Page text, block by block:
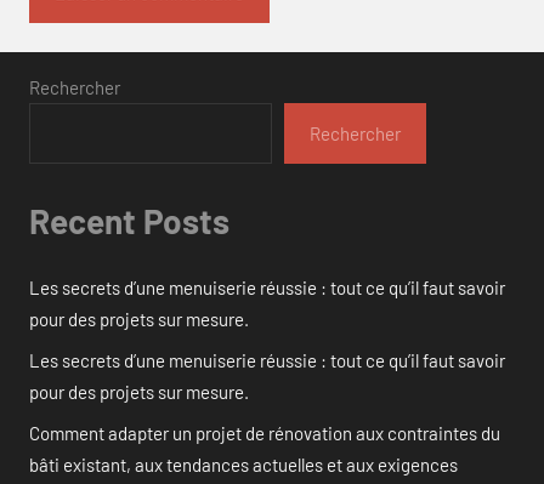
Rechercher
Rechercher
Recent Posts
Les secrets d’une menuiserie réussie : tout ce qu’il faut savoir
pour des projets sur mesure.
Les secrets d’une menuiserie réussie : tout ce qu’il faut savoir
pour des projets sur mesure.
Comment adapter un projet de rénovation aux contraintes du
bâti existant, aux tendances actuelles et aux exigences